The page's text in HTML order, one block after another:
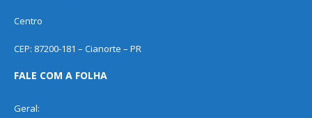
Centro
CEP: 87200-181 – Cianorte – PR
FALE COM A FOLHA
Geral: